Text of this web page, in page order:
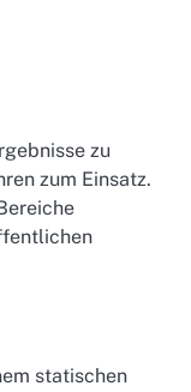
zu
zum Einsatz.
statischen